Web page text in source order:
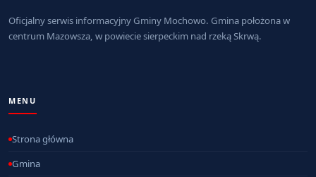
Oficjalny serwis informacyjny Gminy Mochowo. Gmina położona w
centrum Mazowsza, w powiecie sierpeckim nad rzeką Skrwą.
MENU
Strona główna
Gmina